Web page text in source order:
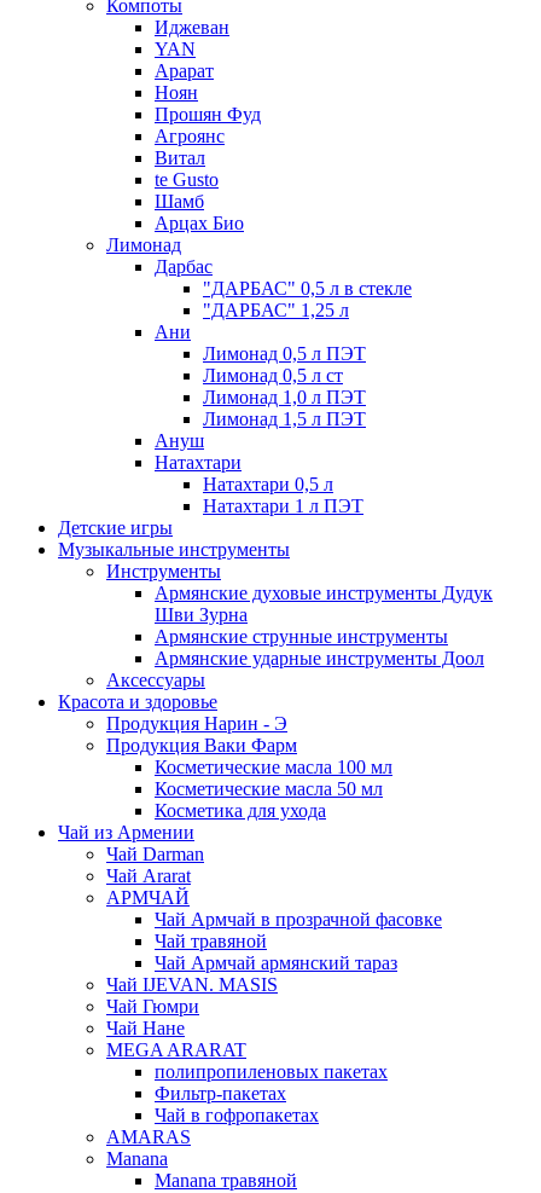
Компоты
Иджеван
YAN
Арарат
Ноян
Прошян Фуд
Агроянс
Витал
te Gusto
Шамб
Арцах Био
Лимонад
Дарбас
"ДАРБАС" 0,5 л в стекле
"ДАРБАС" 1,25 л
Ани
Лимонад 0,5 л ПЭТ
Лимонад 0,5 л ст
Лимонад 1,0 л ПЭТ
Лимонад 1,5 л ПЭТ
Ануш
Натахтари
Натахтари 0,5 л
Натахтари 1 л ПЭТ
Детские игры
Музыкальные инструменты
Инструменты
Армянские духовые инструменты Дудук
Шви Зурна
Армянские струнные инструменты
Армянские ударные инструменты Доол
Аксессуары
Красота и здоровье
Продукция Нарин - Э
Продукция Ваки Фарм
Косметические масла 100 мл
Косметические масла 50 мл
Косметика для ухода
Чай из Армении
Чай Darman
Чай Ararat
АРМЧАЙ
Чай Армчай в прозрачной фасовке
Чай травяной
Чай Армчай армянский тараз
Чай IJEVAN. MASIS
Чай Гюмри
Чай Нане
MEGA ARARAT
полипропиленовых пакетах
Фильтр-пакетах
Чай в гофропакетах
AMARAS
Manana
Manana травяной